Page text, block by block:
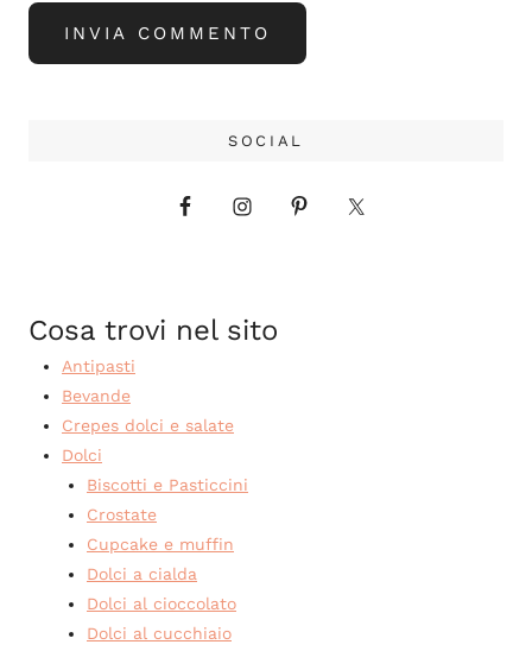
SOCIAL
Cosa trovi nel sito
Antipasti
Bevande
Crepes dolci e salate
Dolci
Biscotti e Pasticcini
Crostate
Cupcake e muffin
Dolci a cialda
Dolci al cioccolato
Dolci al cucchiaio